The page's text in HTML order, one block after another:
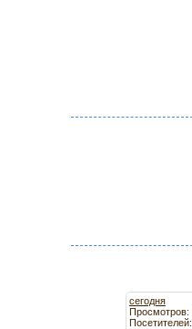
сегодня
Просмотров: